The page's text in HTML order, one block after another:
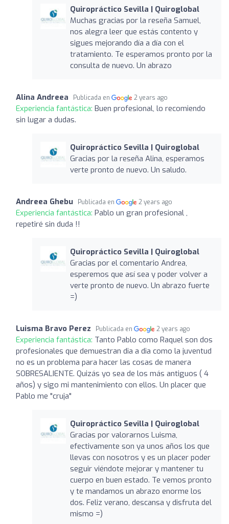
Quiropráctico Sevilla | Quiroglobal
Muchas gracias por la reseña Samuel,
nos alegra leer que estás contento y
sigues mejorando día a día con el
tratamiento. Te esperamos pronto por la
consulta de nuevo. Un abrazo
Alina Andreea Publicada en 2 years ago
Experiencia fantástica: Buen profesional, lo recomiendo
sin lugar a dudas.
Quiropráctico Sevilla | Quiroglobal
Gracias por la reseña Alina, esperamos
verte pronto de nuevo. Un saludo.
Andreea Ghebu Publicada en 2 years ago
Experiencia fantástica: Pablo un gran profesional ,
repetiré sin duda !!
Quiropráctico Sevilla | Quiroglobal
Gracias por el comentario Andrea,
esperemos que así sea y poder volver a
verte pronto de nuevo. Un abrazo fuerte
=)
Luisma Bravo Perez Publicada en 2 years ago
Experiencia fantástica: Tanto Pablo como Raquel son dos
profesionales que demuestran dia a dia como la juventud
no es un problema para hacer las cosas de manera
SOBRESALIENTE. Quizás yo sea de los más antiguos ( 4
años) y sigo mi mantenimiento con ellos. Un placer que
Pablo me "cruja"
Quiropráctico Sevilla | Quiroglobal
Gracias por valorarnos Luisma,
efectivamente son ya unos años los que
llevas con nosotros y es un placer poder
seguir viéndote mejorar y mantener tu
cuerpo en buen estado. Te vemos pronto
y te mandamos un abrazo enorme los
dos. Feliz verano, descansa y disfruta del
mismo =)